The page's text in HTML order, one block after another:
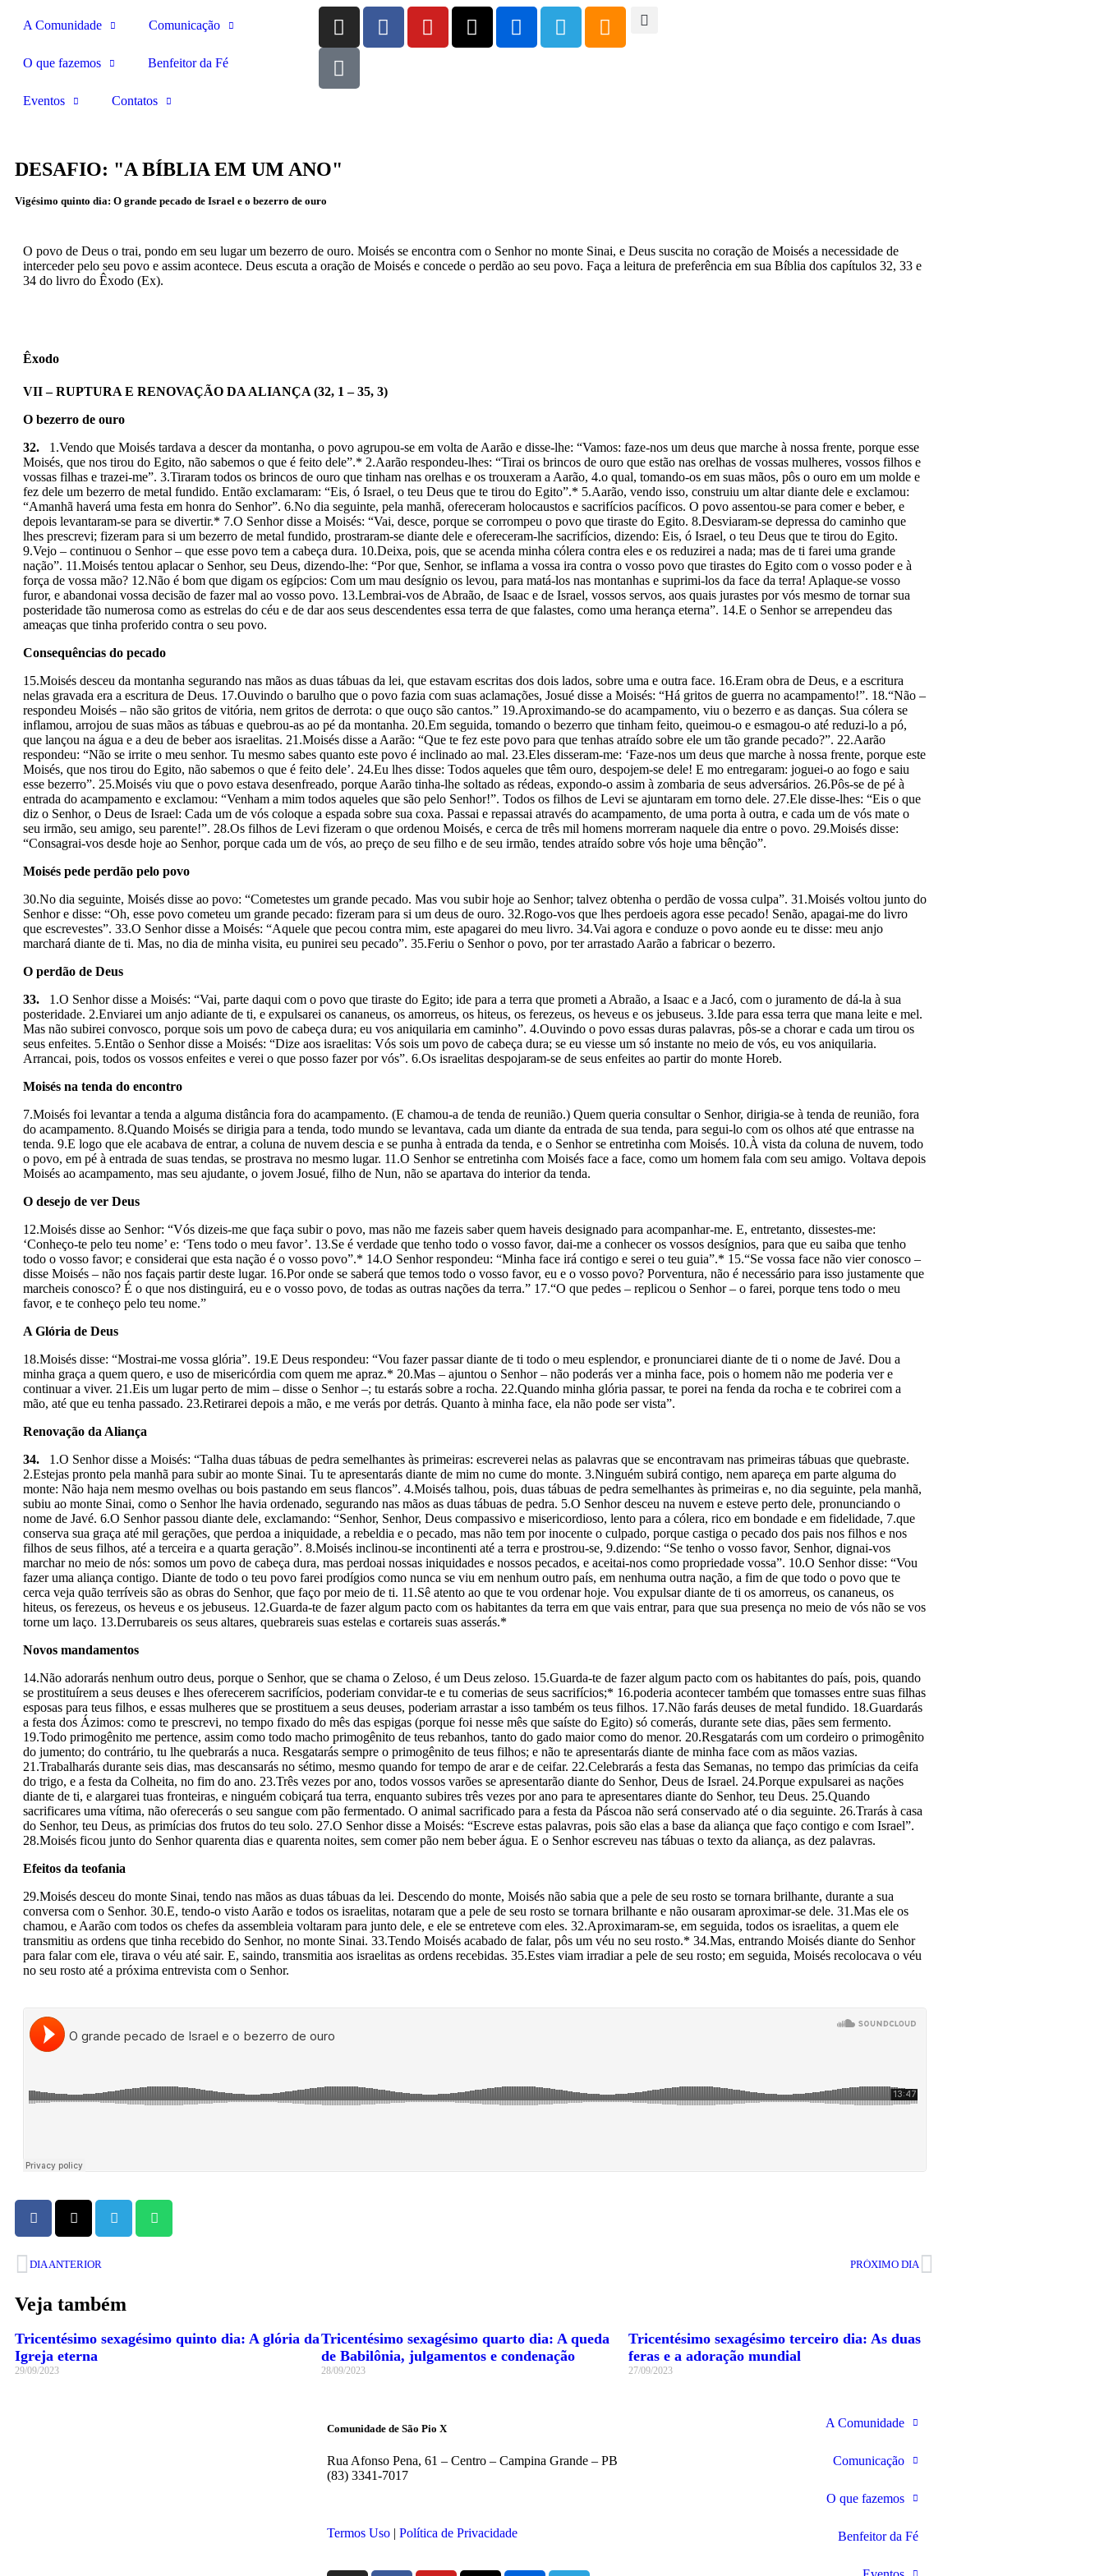
A Comunidade Comunicação
O que fazemos Benfeitor da Fé
Eventos Contatos
DESAFIO: "A BÍBLIA EM UM ANO"
Vigésimo quinto dia: O grande pecado de Israel e o bezerro de ouro
O povo de Deus o trai, pondo em seu lugar um bezerro de ouro. Moisés se encontra com o Senhor no monte Sinai, e Deus suscita no coração de Moisés a necessidade de
interceder pelo seu povo e assim acontece. Deus escuta a oração de Moisés e concede o perdão ao seu povo. Faça a leitura de preferência em sua Bíblia dos capítulos 32, 33 e
34 do livro do Êxodo (Ex).
Êxodo
VII – RUPTURA E RENOVAÇÃO DA ALIANÇA (32, 1 – 35, 3)
O bezerro de ouro
32. 1.Vendo que Moisés tardava a descer da montanha, o povo agru­pou-se em volta de Aarão e disse-lhe: “Vamos: faze-nos um deus que marche à nossa frente, porque esse
Moisés, que nos tirou do Egito, não sabemos o que é feito dele”.* 2.Aarão respondeu-lhes: “Tirai os brincos de ouro que estão nas orelhas de vossas mulheres, vossos filhos e
vossas filhas e trazei-me”. 3.Tiraram todos os brincos de ouro que tinham nas orelhas e os trouxeram a Aarão, 4.o qual, tomando-os em suas mãos, pôs o ouro em um molde e
fez dele um bezerro de metal fundido. Então exclamaram: “Eis, ó Israel, o teu Deus que te tirou do Egito”.* 5.Aarão, vendo isso, cons­truiu um altar diante dele e exclamou:
“Amanhã haverá uma festa em honra do Senhor”. 6.No dia seguinte, pela manhã, ofereceram holocaustos e sacrifícios pacíficos. O povo assentou-se para comer e beber, e
depois levantaram-se para se divertir.* 7.O Senhor disse a Moisés: “Vai, desce, porque se corrompeu o povo que tiraste do Egito. 8.Desviaram-se depressa do cami­nho que
lhes prescrevi; fizeram para si um bezerro de metal fundido, prostraram-se diante dele e ofereceram-lhe sa­crifícios, dizendo: Eis, ó Israel, o teu Deus que te tirou do Egito.
9.Vejo – continuou o Senhor – que esse povo tem a cabeça dura. 10.Deixa, pois, que se acenda minha cólera contra eles e os reduzirei a nada; mas de ti farei uma grande
nação”. 11.Moisés tentou aplacar o Senhor, seu Deus, dizendo-lhe: “Por que, Senhor, se inflama a vossa ira contra o vosso povo que tirastes do Egito com o vosso poder e à
força de vossa mão? 12.Não é bom que digam os egípcios: Com um mau desígnio os levou, para matá-los nas montanhas e suprimi-los da face da terra! Aplaque-se vosso
furor, e abandonai vossa decisão de fazer mal ao vosso povo. 13.Lembrai-vos de Abraão, de Isaac e de Israel, vossos servos, aos quais jurastes por vós mesmo de tornar sua
posteridade tão numerosa como as estrelas do céu e de dar aos seus descendentes essa terra de que falastes, como uma herança eterna”. 14.E o Se­nhor se arrependeu das
ameaças que tinha proferido contra o seu povo.
Consequências do pecado
15.Moisés desceu da montanha segurando nas mãos as duas tábuas da lei, que estavam escritas dos dois lados, sobre uma e outra face. 16.Eram obra de Deus, e a escritura
nelas gravada era a escritura de Deus. 17.Ouvindo o barulho que o povo fazia com suas aclamações, Josué disse a Moisés: “Há gritos de guerra no acampamento!”. 18.“Não –
respondeu Moisés – não são gritos de vitória, nem gritos de derrota: o que ouço são cantos.” 19.Aproximando-se do acampamento, viu o bezerro e as danças. Sua cólera se
inflamou, arrojou de suas mãos as tábuas e quebrou-as ao pé da montanha. 20.Em seguida, tomando o bezerro que tinham feito, queimou-o e esmagou-o até reduzi-lo a pó,
que lançou na água e a deu de beber aos israelitas. 21.Moisés disse a Aarão: “Que te fez este povo para que tenhas atraído sobre ele um tão grande pecado?”. 22.Aarão
respondeu: “Não se irrite o meu senhor. Tu mesmo sabes quanto este povo é inclinado ao mal. 23.Eles disseram-me: ‘Faze-nos um deus que marche à nossa frente, porque este
Moisés, que nos tirou do Egito, não sabemos o que é feito dele’. 24.Eu lhes disse: Todos aqueles que têm ouro, despojem-se dele! E mo entregaram: joguei-o ao fogo e saiu
esse bezerro”. 25.Moisés viu que o povo estava desenfreado, porque Aarão tinha-lhe soltado as rédeas, expondo-o assim à zombaria de seus adver­sários. 26.Pôs-se de pé à
entrada do acampamento e exclamou: “Venham a mim todos aqueles que são pelo Senhor!”. Todos os filhos de Levi se ajuntaram em torno dele. 27.Ele disse-lhes: “Eis o que
diz o Senhor, o Deus de Israel: Cada um de vós coloque a espada sobre sua coxa. Passai e repassai através do acampamento, de uma porta à outra, e cada um de vós mate o
seu irmão, seu amigo, seu parente!”. 28.Os filhos de Levi fizeram o que ordenou Moisés, e cerca de três mil homens morreram naquele dia entre o povo. 29.Moisés disse:
“Consagrai-vos desde hoje ao Senhor, porque cada um de vós, ao preço de seu filho e de seu irmão, tendes atraído sobre vós hoje uma bênção”.
Moisés pede perdão pelo povo
30.No dia seguinte, Moisés disse ao povo: “Cometestes um grande pecado. Mas vou subir hoje ao Senhor; talvez obtenha o perdão de vossa culpa”. 31.Moisés voltou junto do
Senhor e disse: “Oh, esse povo cometeu um grande pecado: fizeram para si um deus de ouro. 32.Rogo-vos que lhes perdoeis agora esse pecado! Senão, apagai-me do livro
que escrevestes”. 33.O Senhor disse a Moisés: “Aquele que pecou contra mim, este apagarei do meu livro. 34.Vai agora e conduze o povo aonde eu te disse: meu anjo
marchará diante de ti. Mas, no dia de minha visita, eu punirei seu pecado”. 35.Feriu o Senhor o povo, por ter arrastado Aarão a fabricar o bezerro.
O perdão de Deus
33. 1.O Senhor disse a Moisés: “Vai, parte daqui com o povo que tiraste do Egito; ide para a terra que prometi a Abraão, a Isaac e a Jacó, com o juramento de dá-la à sua
posteridade. 2.Enviarei um anjo adiante de ti, e expulsarei os cana­neus, os amorreus, os hiteus, os ferezeus, os heveus e os jebuseus. 3.Ide para essa terra que mana leite e mel.
Mas não subirei convosco, porque sois um povo de cabeça dura; eu vos aniquilaria em caminho”. 4.Ouvindo o povo essas duras palavras, pôs-se a chorar e cada um tirou os
seus enfeites. 5.Então o Senhor disse a Moisés: “Dize aos israelitas: Vós sois um povo de cabeça dura; se eu viesse um só instante no meio de vós, eu vos ani­quilaria.
Arrancai, pois, todos os vossos enfeites e verei o que posso fazer por vós”. 6.Os israelitas despojaram-se de seus enfeites ao partir do monte Horeb.
Moisés na tenda do encontro
7.Moisés foi levantar a tenda a alguma distância fora do acampamento. (E cha­mou-a de tenda de reunião.) Quem queria consultar o Senhor, dirigia-se à tenda de reunião, fora
do acampamento. 8.Quando Moisés se dirigia para a tenda, todo mundo se levantava, cada um diante da entrada de sua tenda, para segui-lo com os olhos até que entrasse na
tenda. 9.E logo que ele acabava de entrar, a coluna de nuvem descia e se punha à entrada da tenda, e o Senhor se entretinha com Moisés. 10.À vista da coluna de nuvem, todo
o povo, em pé à entrada de suas tendas, se pros­trava no mesmo lugar. 11.O Senhor se entretinha com Moisés face a face, como um homem fala com seu amigo. Voltava depois
Moisés ao acampamento, mas seu ajudante, o jovem Josué, filho de Nun, não se apartava do interior da tenda.
O desejo de ver Deus
12.Moisés disse ao Senhor: “Vós dizeis-me que faça subir o povo, mas não me fazeis saber quem haveis designado para acompa­nhar-me. E, entretanto, dissestes-me:
‘Conheço-te pelo teu nome’ e: ‘Tens todo o meu favor’. 13.Se é verdade que te­nho todo o vosso favor, dai-me a conhecer os vossos desígnios, para que eu saiba que tenho
todo o vosso favor; e considerai que esta nação é o vosso povo”.* 14.O Senhor respondeu: “Minha face irá contigo e serei o teu guia”.* 15.“Se vossa face não vier conosco –
disse Moisés – não nos façais partir deste lugar. 16.Por onde se saberá que temos todo o vosso favor, eu e o vosso povo? Porventura, não é necessário para isso justamente que
marcheis conosco? É o que nos distinguirá, eu e o vosso povo, de todas as outras nações da terra.” 17.“O que pedes – replicou o Senhor – o farei, porque tens todo o meu
favor, e te conheço pelo teu nome.”
A Glória de Deus
18.Moisés disse: “Mostrai-me vossa glória”. 19.E Deus respondeu: “Vou fazer passar diante de ti todo o meu esplendor, e pronunciarei diante de ti o nome de Javé. Dou a
minha graça a quem quero, e uso de misericórdia com quem me apraz.* 20.Mas – ajuntou o Senhor – não poderás ver a minha face, pois o homem não me poderia ver e
continuar a viver. 21.Eis um lugar perto de mim – disse o Senhor –; tu estarás sobre a rocha. 22.Quando minha glória passar, te porei na fenda da rocha e te cobrirei com a
mão, até que eu tenha passado. 23.Retirarei depois a mão, e me verás por detrás. Quanto à minha face, ela não pode ser vista”.
Renovação da Aliança
34. 1.O Senhor disse a Moisés: “Talha duas tábuas de pedra semelhantes às primeiras: escreve­rei nelas as palavras que se encontravam nas primeiras tábuas que quebraste.
2.Estejas pronto pela manhã para subir ao monte Sinai. Tu te apresentarás diante de mim no cume do monte. 3.Ninguém subirá contigo, nem apareça em parte alguma do
monte: Não haja nem mesmo ovelhas ou bois pastando em seus flancos”. 4.Moisés talhou, pois, duas tábuas de pedra semelhantes às primeiras e, no dia seguinte, pela manhã,
subiu ao monte Sinai, como o Senhor lhe havia ordenado, segurando nas mãos as duas tábuas de pedra. 5.O Senhor desceu na nuvem e esteve perto dele, pronunciando o
nome de Javé. 6.O Senhor passou diante dele, exclamando: “Senhor, Senhor, Deus compassivo e misericordioso, lento para a cólera, rico em bondade e em fidelidade, 7.que
conserva sua graça até mil gerações, que perdoa a iniquidade, a rebeldia e o pecado, mas não tem por inocente o culpado, porque castiga o pecado dos pais nos filhos e nos
filhos de seus filhos, até a terceira e a quarta geração”. 8.Moisés inclinou-se incontinenti até a terra e prostrou-se, 9.dizendo: “Se tenho o vosso favor, Senhor, dignai-vos
marchar no meio de nós: somos um povo de cabeça dura, mas perdoai nossas iniquidades e nossos pecados, e aceitai-nos como propriedade vossa”. 10.O Senhor disse: “Vou
fazer uma aliança contigo. Diante de todo o teu povo farei prodígios como nunca se viu em nenhum outro país, em nenhuma outra nação, a fim de que todo o povo que te
cerca veja quão terríveis são as obras do Senhor, que faço por meio de ti. 11.Sê atento ao que te vou ordenar hoje. Vou expulsar diante de ti os amorreus, os cananeus, os
hiteus, os ferezeus, os heveus e os jebuseus. 12.Guarda-te de fazer algum pacto com os habitantes da terra em que vais entrar, para que sua presença no meio de vós não se vos
torne um laço. 13.Derrubareis os seus altares, quebrareis suas estelas e cortareis suas asserás.*
Novos mandamentos
14.Não adorarás nenhum outro deus, porque o Senhor, que se chama o Zeloso, é um Deus zeloso. 15.Guarda-te de fazer algum pacto com os habitantes do país, pois, quando
se prostituírem a seus deuses e lhes oferecerem sacrifícios, poderiam convidar-te e tu comerias de seus sacrifícios;* 16.poderia acontecer também que tomasses entre suas filhas
esposas para teus filhos, e essas mulheres que se prostituem a seus deuses, poderiam arras­tar a isso também os teus filhos. 17.Não farás deuses de metal fundido. 18.Guardarás
a festa dos Ázimos: como te prescrevi, no tempo fixado do mês das espigas (porque foi nesse mês que saíste do Egito) só comerás, durante sete dias, pães sem fermento.
19.Todo primogênito me pertence, assim como todo macho primogênito de teus reba­nhos, tanto do gado maior como do menor. 20.Resgatarás com um cordeiro o primogênito
do jumento; do contrário, tu lhe quebrarás a nuca. Resgatarás sempre o primogênito de teus filhos; e não te apresentarás diante de minha face com as mãos vazias.
21.Trabalharás durante seis dias, mas descansarás no sétimo, mesmo quando for tempo de arar e de ceifar. 22.Celebrarás a festa das Semanas, no tempo das primícias da ceifa
do trigo, e a festa da Colheita, no fim do ano. 23.Três vezes por ano, todos vossos varões se apresentarão dian­te do Senhor, Deus de Israel. 24.Porque expulsarei as nações
diante de ti, e alargarei tuas fronteiras, e ninguém cobiçará tua terra, enquanto subires três vezes por ano para te apresentares diante do Senhor, teu Deus. 25.Quando
sacrificares uma vítima, não oferecerás o seu sangue com pão fermentado. O animal sacri­ficado para a festa da Páscoa não será conservado até o dia seguinte. 26.Trarás à casa
do Senhor, teu Deus, as primícias dos frutos do teu solo. 27.O Senhor disse a Moisés: “Escreve estas palavras, pois são elas a base da aliança que faço contigo e com Israel”.
28.Moisés ficou junto do Senhor­ quarenta dias e quarenta noites, sem comer pão nem beber água. E o Senhor escreveu nas tábuas o texto da aliança, as dez palavras.
Efeitos da teofania
29.Moisés desceu do monte Sinai, tendo nas mãos as duas tábuas da lei. Descendo do monte, Moisés não sabia que a pele de seu rosto se tornara brilhante, durante a sua
conversa com o Senhor. 30.E, tendo-o visto Aarão e todos os israelitas, notaram que a pele de seu rosto se tornara brilhante e não ousaram aproximar-se dele. 31.Mas ele os
chamou, e Aarão com todos os chefes da assembleia voltaram para junto dele, e ele se entreteve com eles. 32.Aproximaram-se, em seguida, todos os is­rae­litas, a quem ele
transmitiu as ordens que tinha recebido do Senhor, no monte Sinai. 33.Tendo Moisés acabado de falar, pôs um véu no seu rosto.* 34.Mas, entrando Moisés diante do Senhor
para falar com ele, tirava o véu até sair. E, saindo, transmitia aos israelitas as ordens recebidas. 35.Estes viam irradiar a pele de seu rosto; em seguida, Moisés recolocava o véu
no seu rosto até a próxima entrevista com o Senhor.
DIA ANTERIOR PRÓXIMO DIA
Veja também
Tricentésimo sexagésimo quinto dia: A glória da
Igreja eterna
29/09/2023
Tricentésimo sexagésimo quarto dia: A queda
de Babilônia, julgamentos e condenação
28/09/2023
Tricentésimo sexagésimo terceiro dia: As duas
feras e a adoração mundial
27/09/2023
Comunidade de São Pio X
Rua Afonso Pena, 61 – Centro – Campina Grande – PB
(83) 3341-7017
Termos Uso| Política de Privacidade
A Comunidade
Comunicação
O que fazemos
Benfeitor da Fé